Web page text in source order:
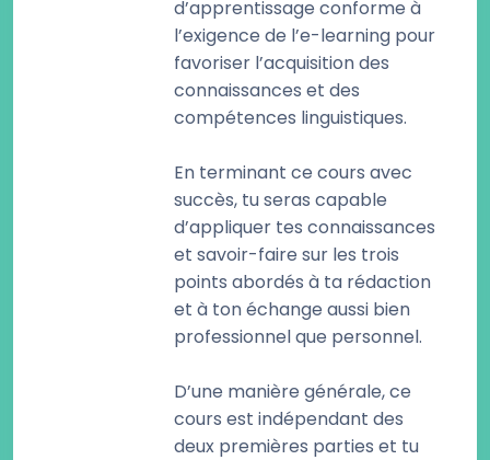
d’apprentissage conforme à
l’exigence de l’e-learning pour
favoriser l’acquisition des
connaissances et des
compétences linguistiques.
En terminant ce cours avec
succès, tu seras capable
d’appliquer tes connaissances
et savoir-faire sur les trois
points abordés à ta rédaction
et à ton échange aussi bien
professionnel que personnel.
D’une manière générale, ce
cours est indépendant des
deux premières parties et tu